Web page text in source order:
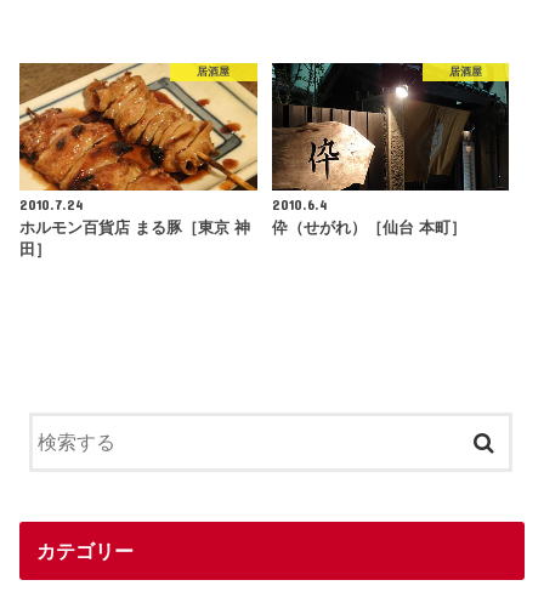
居酒屋
2010.7.24
ホルモン百貨店 まる豚［東京 神
田］
居酒屋
2010.6.4
伜（せがれ）［仙台 本町］
カテゴリー